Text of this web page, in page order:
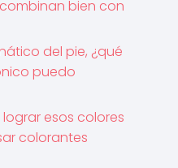
bien con
del pie, ¿qué
puedo
esos colores
colorantes